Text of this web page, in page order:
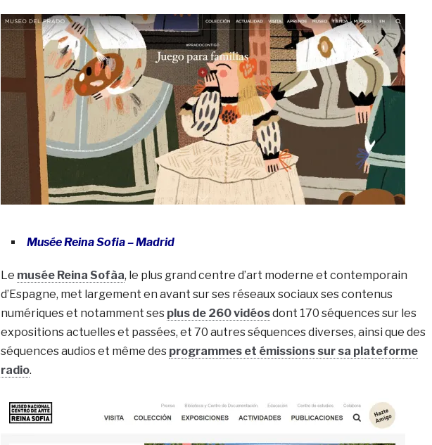
Musée Reina Sofia – Madrid
Le musée Reina Sofà­a, le plus grand centre d’art moderne et contemporain
d’Espagne, met largement en avant sur ses réseaux sociaux ses contenus
numériques et notamment ses plus de 260 vidéosdont 170 séquences sur les
expositions actuelles et passées, et 70 autres séquences diverses, ainsi que des
séquences audios et même des programmes et émissions sur sa plateforme
radio.